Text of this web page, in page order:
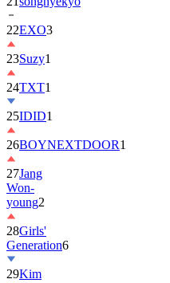
23Suzy1
24TXT1
25IDID1
26BOYNEXTDOOR
27Jang
Won-
young2
28Girls'
Generation
29Kim
Hye-
yoon1